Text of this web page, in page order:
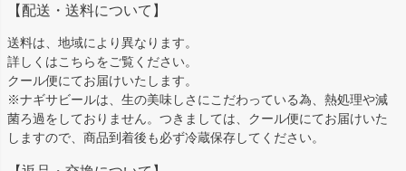
【配送・送料について】
送料は、地域により異なります。
詳しくはこちらをご覧ください。
クール便にてお届けいたします。
※ナギサビールは、生の美味しさにこだわっている為、熱処理や減
菌ろ過をしておりません。つきましては、クール便にてお届けいた
しますので、商品到着後も必ず冷蔵保存してください。